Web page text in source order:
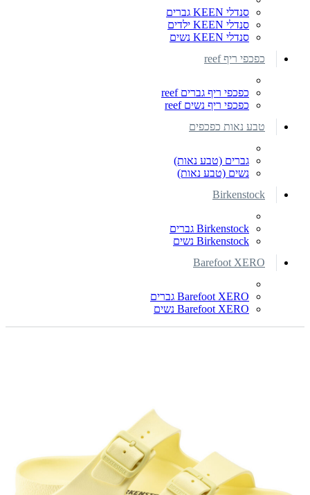
סנדלי KEEN גברים
סנדלי KEEN ילדים
סנדלי KEEN נשים
כפכפי ריף reef
כפכפי ריף גברים reef
כפכפי ריף נשים reef
טבע נאות כפכפים
גברים (טבע נאות)
נשים (טבע נאות)
Birkenstock
Birkenstock גברים
Birkenstock נשים
Barefoot XERO
Barefoot XERO גברים
Barefoot XERO נשים